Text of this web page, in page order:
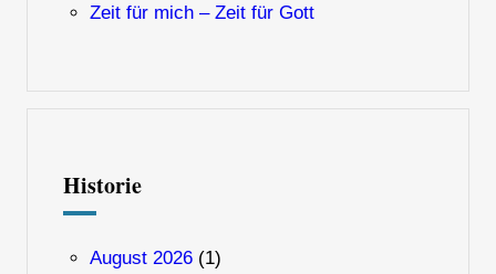
Zeit für mich – Zeit für Gott
Historie
August 2026(1)